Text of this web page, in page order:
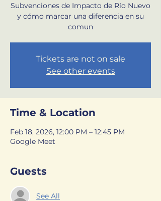
Subvenciones de Impacto de Río Nuevo
y cómo marcar una diferencia en su
comun
Tickets are not on sale
See other events
Time & Location
Feb 18, 2026, 12:00 PM – 12:45 PM
Google Meet
Guests
See All